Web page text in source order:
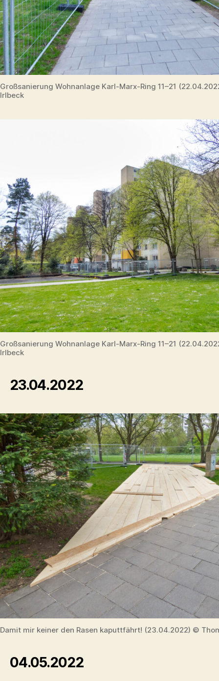
Großsanierung Wohnanlage Karl-Marx-Ring 11–21
Irlbeck
Großsanierung Wohnanlage Karl-Marx-Ring 11–21
Irlbeck
23.04.2022
Damit mir keiner den Rasen kaputtfährt! (23.04.2022) ©
04.05.2022